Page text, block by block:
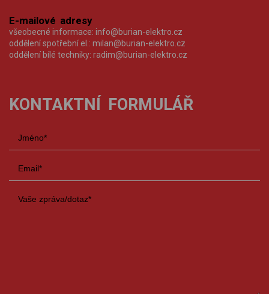
E-mailové adresy
všeobecné informace: info@burian-elektro.cz
oddělení spotřební el.: milan@burian-elektro.cz
oddělení bílé techniky: radim@burian-elektro.cz
KONTAKTNÍ FORMULÁŘ